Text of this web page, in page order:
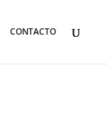
CONTACTO